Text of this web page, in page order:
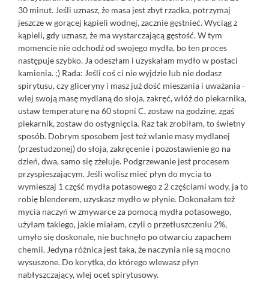
30 minut. Jeśli uznasz, że masa jest zbyt rzadka, potrzymaj
jeszcze w gorącej kąpieli wodnej, zacznie gęstnieć. Wyciąg z
kąpieli, gdy uznasz, że ma wystarczającą gęstość. W tym
momencie nie odchodź od swojego mydła, bo ten proces
następuje szybko. Ja odeszłam i uzyskałam mydło w postaci
kamienia. ;) Rada: Jeśli coś ci nie wyjdzie lub nie dodasz
spirytusu, czy gliceryny i masz już dość mieszania i uważania -
wlej swoją masę mydlaną do słoja, zakręć, włóż do piekarnika,
ustaw temperaturę na 60 stopni C, zostaw na godzinę, zgaś
piekarnik, zostaw do ostygnięcia. Raz tak zrobiłam, to świetny
sposób. Dobrym sposobem jest też wlanie masy mydlanej
(przestudzonej) do słoja, zakręcenie i pozostawienie go na
dzień, dwa, samo się zżeluje. Podgrzewanie jest procesem
przyspieszającym. Jeśli wolisz mieć płyn do mycia to
wymieszaj 1 część mydła potasowego z 2 częściami wody, ja to
robię blenderem, uzyskasz mydło w płynie. Dokonałam też
mycia naczyń w zmywarce za pomocą mydła potasowego,
użyłam takiego, jakie miałam, czyli o przetłuszczeniu 2%,
umyło się doskonale, nie buchnęło po otwarciu zapachem
chemii. Jedyna różnica jest taka, że naczynia nie są mocno
wysuszone. Do korytka, do którego wlewasz płyn
nabłyszczający, wlej ocet spirytusowy.